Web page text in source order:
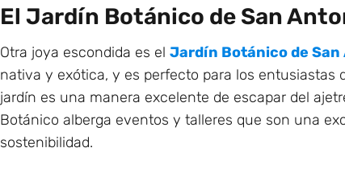
El Jardín Botánico de San
Otra joya escondida es el Jardín Botánico de
nativa y exótica, y es perfecto para los entusiastas
jardín es una manera excelente de escapar del
Botánico alberga eventos y talleres que son una
sostenibilidad.